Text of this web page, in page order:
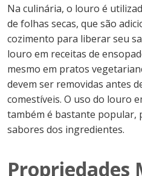
Na culinária, o louro é
de folhas secas, que são
cozimento para liberar seu
louro em receitas de
mesmo em pratos
devem ser removidas antes
comestíveis. O uso do louro
também é bastante popular,
sabores dos ingredientes.
Propriedades